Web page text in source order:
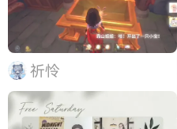
祈怜